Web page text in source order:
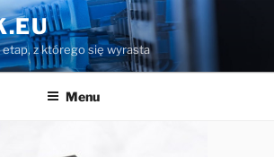
z którego się wyrasta
Menu